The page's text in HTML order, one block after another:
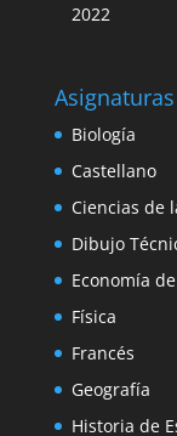
2022
Asignaturas
Biología
Castellano
Ciencias de
Dibujo
Economía
Física
Francés
Geografía
Historia de